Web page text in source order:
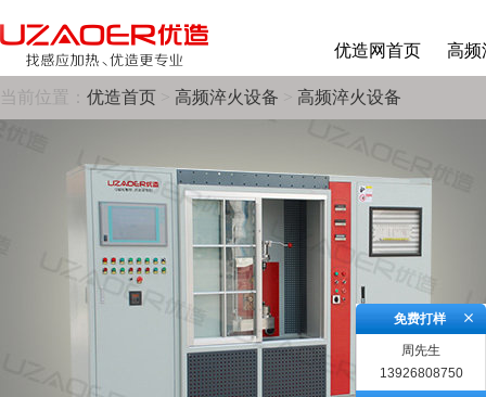
优造网首页 高频
当前位置： 优造首页 > 高频淬火设备 > 高频淬火设备
免费打样
周先生
13926808750